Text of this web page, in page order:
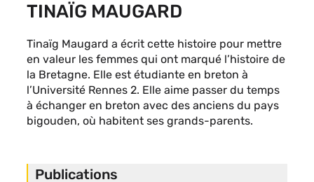
TINAÏG MAUGARD
Description
complète
du
contributeur
Tinaïg Maugard a écrit cette histoire pour mettre
en valeur les femmes qui ont marqué l’histoire de
la Bretagne. Elle est étudiante en breton à
l’Université Rennes 2. Elle aime passer du temps
à échanger en breton avec des anciens du pays
bigouden, où habitent ses grands-parents.
Publications